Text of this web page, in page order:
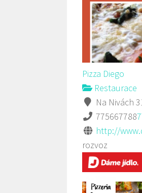
Pizza Diego
Restaurace
Na Nivách
775667788
http://
rozvoz